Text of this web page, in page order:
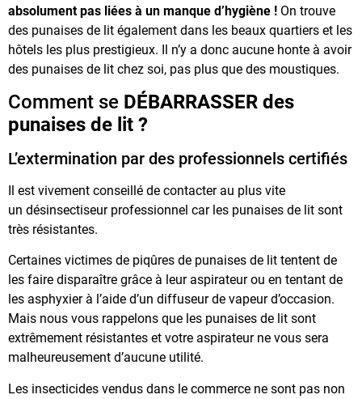
absolument pas liées à un manque d’hygiène ! On trouve
des punaises de lit également dans les beaux quartiers et les
hôtels les plus prestigieux. Il n’y a donc aucune honte à avoir
des punaises de lit chez soi, pas plus que des moustiques.
Comment se DÉBARRASSER des
punaises de lit ?
L’extermination par des professionnels certifiés
Il est vivement conseillé de contacter au plus vite
un désinsectiseur professionnel car les punaises de lit sont
très résistantes.
Certaines victimes de piqûres de punaises de lit tentent de
les faire disparaître grâce à leur aspirateur ou en tentant de
les asphyxier à l’aide d’un diffuseur de vapeur d’occasion.
Mais nous vous rappelons que les punaises de lit sont
extrêmement résistantes et votre aspirateur ne vous sera
malheureusement d’aucune utilité.
Les insecticides vendus dans le commerce ne sont pas non